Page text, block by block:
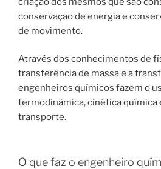
conservação de energia e
de movimento.
Através dos conhecimentos de
transferência de massa e a
engenheiros químicos fazem o
termodinâmica, cinética química
transporte.
O que faz o engenheiro